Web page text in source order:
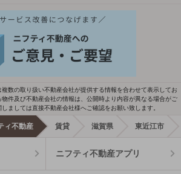
数の取り扱い不動産会社が提供する情報を合わせて表示してお
件及び不動産会社の情報は、公開時より内容が異なる場合がご
ましては直接不動産会社様へご確認をお願い致します。
ィ不動産 賃貸 滋賀県 東近江市
ニフティ不動産アプリ